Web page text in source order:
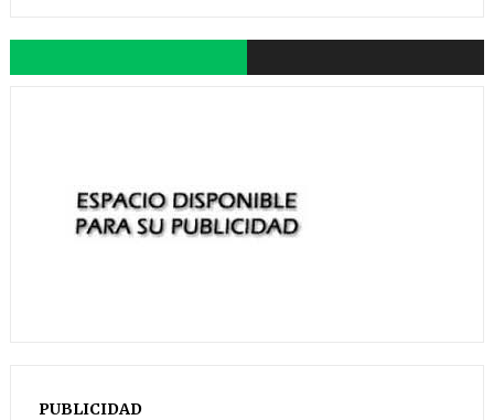
PUBLICIDAD